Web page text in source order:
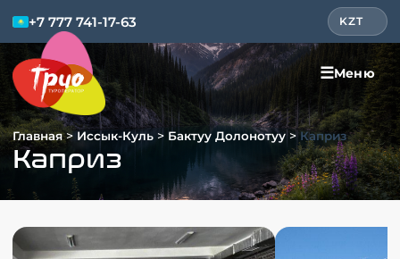
+7 777 741-17-63 KZT
☰Меню
Главная > Иссык-Куль > Бактуу Долонотуу > Каприз
Каприз